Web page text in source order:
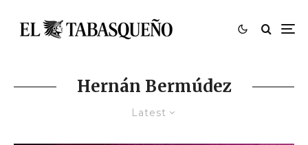
Hernán Bermúdez
Latest